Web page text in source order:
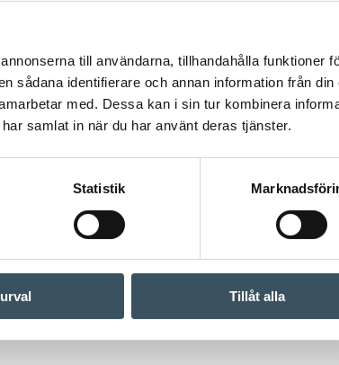
till användarna, tillhandahålla funktioner
sådana identifierare och annan information från din
med. Dessa kan i sin tur kombinera
samlat in när du har använt deras tjänster.
Statistik
Tillåt alla